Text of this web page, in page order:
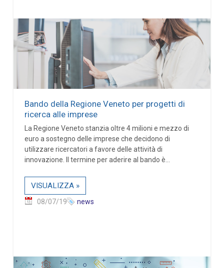
Bando della Regione Veneto per progetti di
ricerca alle imprese
La Regione Veneto stanzia oltre 4 milioni e mezzo di
euro a sostegno delle imprese che decidono di
utilizzare ricercatori a favore delle attività di
innovazione. Il termine per aderire al bando è...
VISUALIZZA »
08/07/19 news